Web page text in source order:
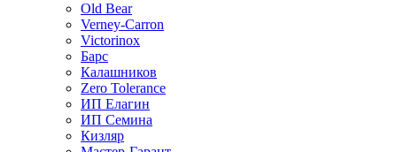
Old Bear
Verney-Carron
Victorinox
Барс
Калашников
Zero Tolerance
ИП Елагин
ИП Семина
Кизляр